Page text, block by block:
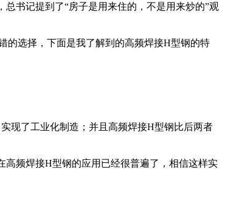
书记提到了“房子是用来住的，不是用来炒的”观
的选择，下面是我了解到的高频焊接H型钢的特
现了工业化制造；并且高频焊接H型钢比后两者
高频焊接H型钢的应用已经很普遍了，相信这样实